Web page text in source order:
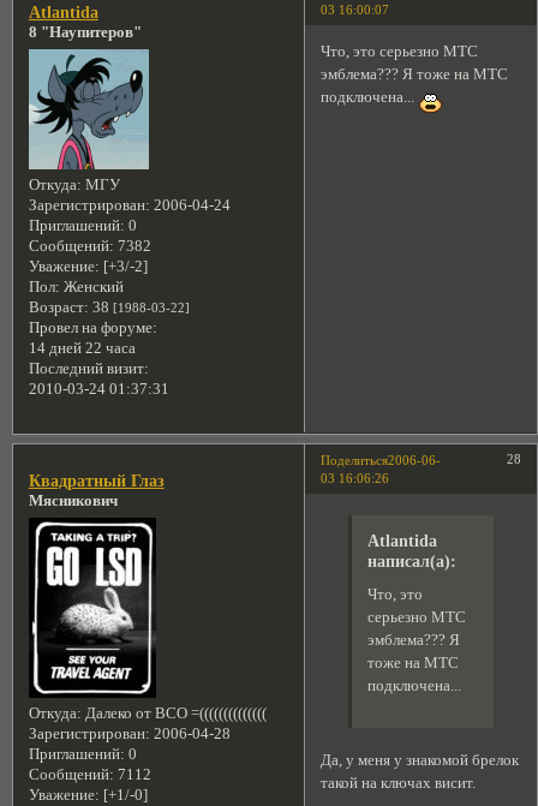
03 16:00:07
Atlantida
8 "Наупитеров"
Откуда: МГУ
Зарегистрирован: 2006-04-24
Приглашений: 0
Сообщений: 7382
Уважение: [+3/-2]
Пол: Женский
Возраст: 38 [1988-03-22]
Провел на форуме:
14 дней 22 часа
Последний визит:
2010-03-24 01:37:31
Что, это серьезно МТС
эмблема??? Я тоже на МТС
подключена...
Поделиться 28
2006-06-
03 16:06:26
Квадратный Глаз
Мясникович
Откуда: Далеко от ВСО =((((((((((((((
Зарегистрирован: 2006-04-28
Приглашений: 0
Сообщений: 7112
Уважение: [+1/-0]
Atlantida
написал(а):
Что, это
серьезно МТС
эмблема??? Я
тоже на МТС
подключена...
Да, у меня у знакомой брелок
такой на ключах висит.